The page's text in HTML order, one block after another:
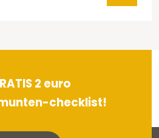
2 euro
checklist!